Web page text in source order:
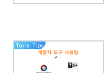
Tools Tips